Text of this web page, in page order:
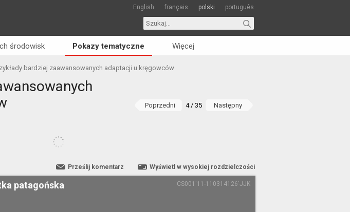
English français polski português
środowisk Pokazy tematyczne Więcej
bardziej zaawansowanych adaptacji u kręgowców
Poprzedni 4 / 35 Następny
Wyświetl w wysokiej rozdzielczości
Prześlij komentarz
patagońska CS001'11-110314126'JJK